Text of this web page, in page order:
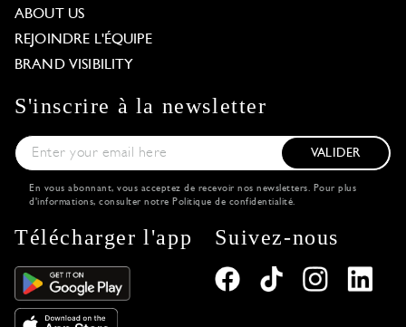
ABOUT US
REJOINDRE L'ÉQUIPE
BRAND VISIBILITY
S'inscrire à la newsletter
VALIDER
En vous abonnant, vous acceptez de recevoir nos newsletters. Pour plus
d'informations, consulter notre Politique de confidentialité.
Télécharger l'app Suivez-nous